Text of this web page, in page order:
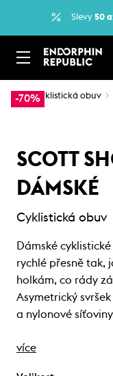
Slevy 50
-70%
… Cyklistická obuv
SCOTT
DÁMSKÉ
Cyklistická obuv
Dámské
rychlé přesně tak,
holkám, co rády
Asymetrický
a nylonové
více